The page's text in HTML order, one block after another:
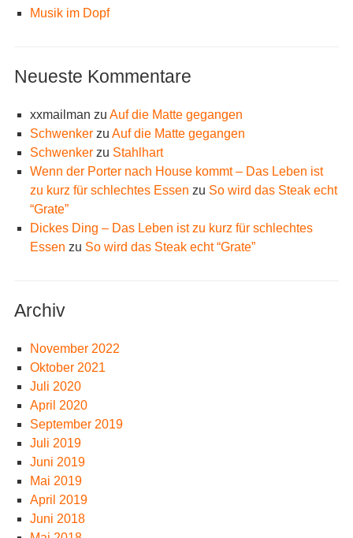
Musik im Dopf
Neueste Kommentare
xxmailman zu Auf die Matte gegangen
Schwenkerzu Auf die Matte gegangen
Schwenkerzu Stahlhart
Wenn der Porter nach House kommt – Das Leben ist
zu kurz für schlechtes Essen zu So wird das Steak echt
“Grate”
Dickes Ding – Das Leben ist zu kurz für schlechtes
Essen zu So wird das Steak echt “Grate”
Archiv
November 2022
Oktober 2021
Juli 2020
April 2020
September 2019
Juli 2019
Juni 2019
Mai 2019
April 2019
Juni 2018